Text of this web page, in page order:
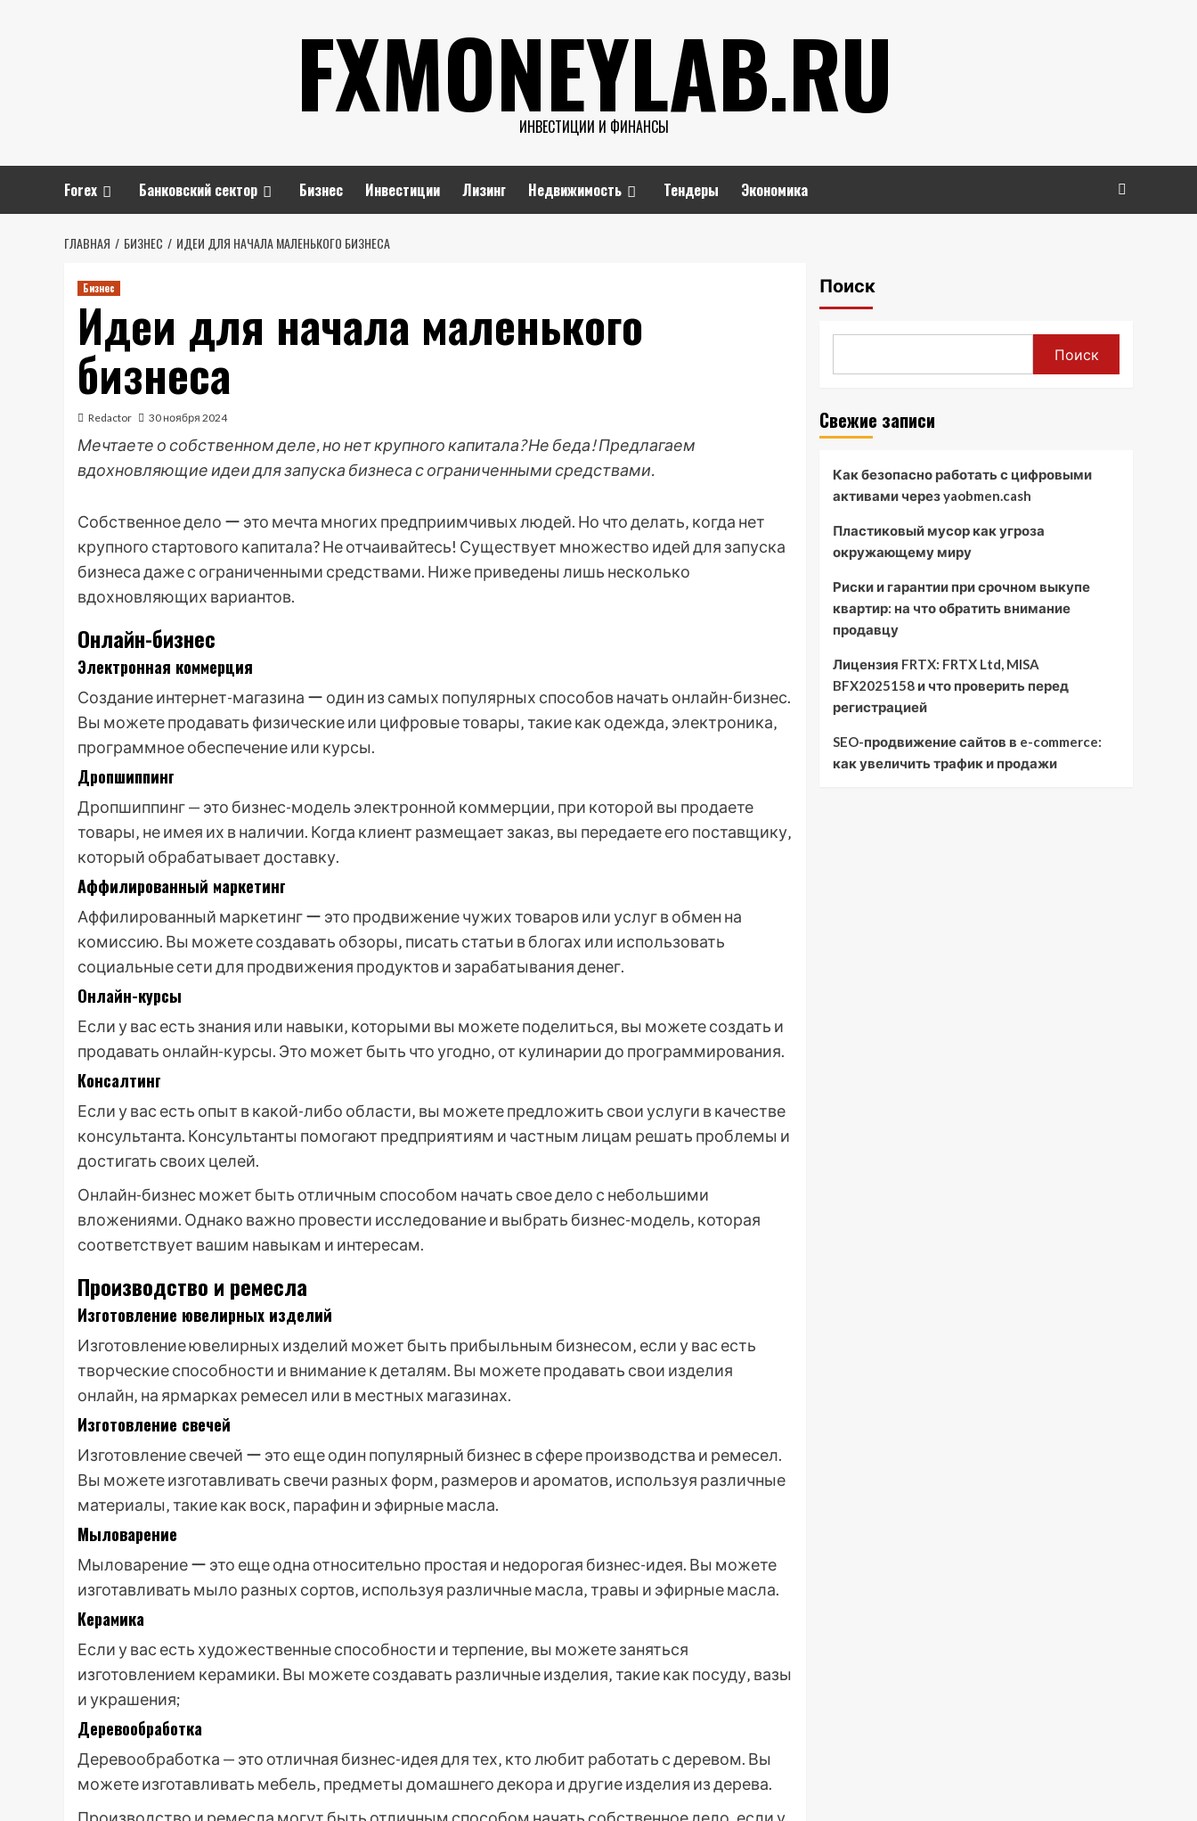
FXMONEYLAB.RU
ИНВЕСТИЦИИ И ФИНАНСЫ
Forex Банковский сектор Бизнес Инвестиции Лизинг Недвижимость Тендеры Экономика
ГЛАВНАЯ БИЗНЕС ИДЕИ ДЛЯ НАЧАЛА МАЛЕНЬКОГО БИЗНЕСА
Бизнес
Идеи для начала маленького
бизнеса
Redactor 30 ноября 2024
Мечтаете о собственном деле, но нет крупного капитала? Не беда! Предлагаем
вдохновляющие идеи для запуска бизнеса с ограниченными средствами.
Собственное дело ー это мечта многих предприимчивых людей. Но что делать‚ когда нет
крупного стартового капитала? Не отчаивайтесь! Существует множество идей для запуска
бизнеса даже с ограниченными средствами. Ниже приведены лишь несколько
вдохновляющих вариантов.
Онлайн-бизнес
Электронная коммерция
Создание интернет-магазина ー один из самых популярных способов начать онлайн-бизнес.
Вы можете продавать физические или цифровые товары‚ такие как одежда‚ электроника‚
программное обеспечение или курсы.
Дропшиппинг
Дропшиппинг — это бизнес-модель электронной коммерции‚ при которой вы продаете
товары‚ не имея их в наличии. Когда клиент размещает заказ‚ вы передаете его поставщику‚
который обрабатывает доставку.
Аффилированный маркетинг
Аффилированный маркетинг ー это продвижение чужих товаров или услуг в обмен на
комиссию. Вы можете создавать обзоры‚ писать статьи в блогах или использовать
социальные сети для продвижения продуктов и зарабатывания денег.
Онлайн-курсы
Если у вас есть знания или навыки‚ которыми вы можете поделиться‚ вы можете создать и
продавать онлайн-курсы. Это может быть что угодно‚ от кулинарии до программирования.
Консалтинг
Если у вас есть опыт в какой-либо области‚ вы можете предложить свои услуги в качестве
консультанта. Консультанты помогают предприятиям и частным лицам решать проблемы и
достигать своих целей.
Онлайн-бизнес может быть отличным способом начать свое дело с небольшими
вложениями. Однако важно провести исследование и выбрать бизнес-модель‚ которая
соответствует вашим навыкам и интересам.
Производство и ремесла
Изготовление ювелирных изделий
Изготовление ювелирных изделий может быть прибыльным бизнесом‚ если у вас есть
творческие способности и внимание к деталям. Вы можете продавать свои изделия
онлайн‚ на ярмарках ремесел или в местных магазинах.
Изготовление свечей
Изготовление свечей ー это еще один популярный бизнес в сфере производства и ремесел.
Вы можете изготавливать свечи разных форм‚ размеров и ароматов‚ используя различные
материалы‚ такие как воск‚ парафин и эфирные масла.
Мыловарение
Мыловарение ー это еще одна относительно простая и недорогая бизнес-идея. Вы можете
изготавливать мыло разных сортов‚ используя различные масла‚ травы и эфирные масла.
Керамика
Если у вас есть художественные способности и терпение‚ вы можете заняться
изготовлением керамики. Вы можете создавать различные изделия‚ такие как посуду‚ вазы
и украшения;
Деревообработка
Деревообработка — это отличная бизнес-идея для тех‚ кто любит работать с деревом. Вы
можете изготавливать мебель‚ предметы домашнего декора и другие изделия из дерева.
Поиск
Поиск
Свежие записи
Как безопасно работать с цифровыми
активами через yaobmen.cash
Пластиковый мусор как угроза
окружающему миру
Риски и гарантии при срочном выкупе
квартир: на что обратить внимание
продавцу
Лицензия FRTX: FRTX Ltd, MISA
BFX2025158 и что проверить перед
регистрацией
SEO-продвижение сайтов в e-commerce:
как увеличить трафик и продажи